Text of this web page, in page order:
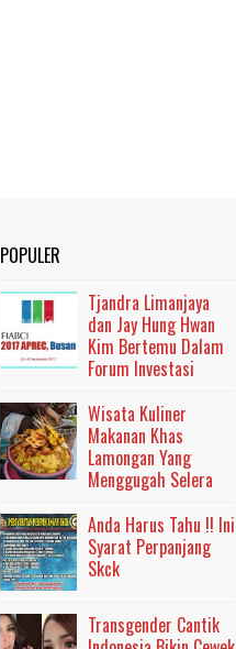
POPULER
Tjandra Limanjaya
dan Jay Hung Hwan
Kim Bertemu Dalam
Forum Investasi
Wisata Kuliner
Makanan Khas
Lamongan Yang
Menggugah Selera
Anda Harus Tahu !! Ini
Syarat Perpanjang
Skck
Transgender Cantik